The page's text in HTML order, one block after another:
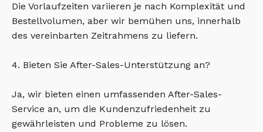
Die Vorlaufzeiten variieren je nach Komplexität und
Bestellvolumen, aber wir bemühen uns, innerhalb
des vereinbarten Zeitrahmens zu liefern.
4. Bieten Sie After-Sales-Unterstützung an?
Ja, wir bieten einen umfassenden After-Sales-
Service an, um die Kundenzufriedenheit zu
gewährleisten und Probleme zu lösen.